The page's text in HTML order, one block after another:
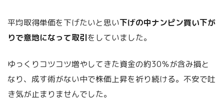
平均取得単価を下げたいと思い下げの中ナンピン買い下が
りで意地になって取引をしていました。
ゆっくりコツコツ増やしてきた資金の約30％が含み損と
なり、成す術がない中で株価上昇を祈り続ける。不安で吐
き気が止まりませんでした。